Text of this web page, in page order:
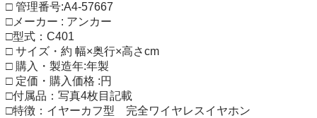
□ 管理番号:A4-57667
□メーカー : アンカー
□型式：C401
□ サイズ・約 幅×奥行×高さcm
□ 購入・製造年:年製
□ 定価・購入価格 :円
□付属品：写真4枚目記載
□特徴：イヤーカフ型　完全ワイヤレスイヤホン